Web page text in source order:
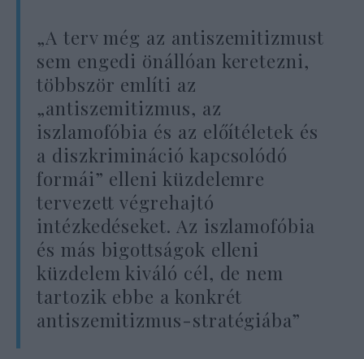
„A terv még az antiszemitizmust
sem engedi önállóan keretezni,
többször említi az
„antiszemitizmus, az
iszlamofóbia és az előítéletek és
a diszkrimináció kapcsolódó
formái” elleni küzdelemre
tervezett végrehajtó
intézkedéseket. Az iszlamofóbia
és más bigottságok elleni
küzdelem kiváló cél, de nem
tartozik ebbe a konkrét
antiszemitizmus-stratégiába”